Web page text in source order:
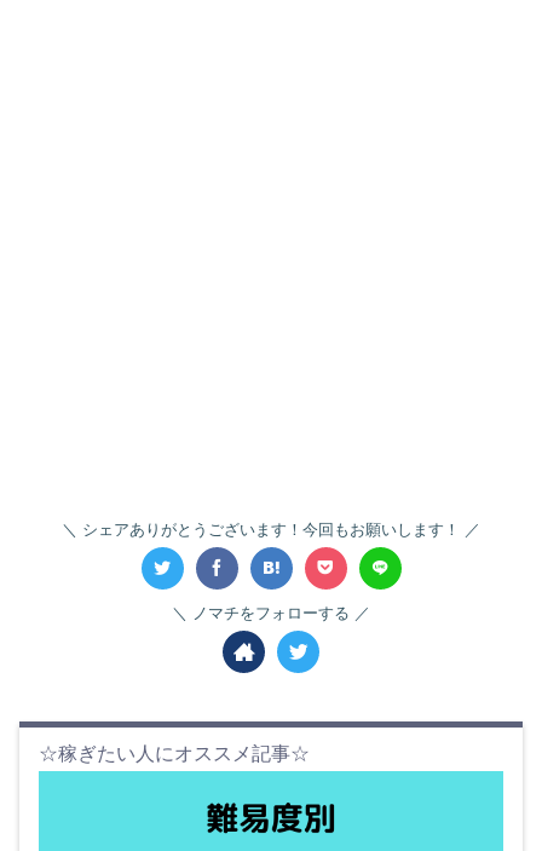
シェアありがとうございます！今回もお願いします！
ノマチをフォローする
☆稼ぎたい人にオススメ記事☆